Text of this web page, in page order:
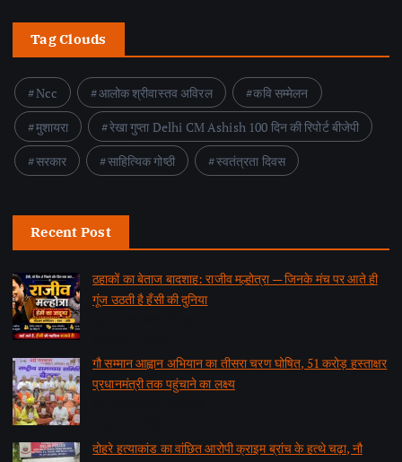
Tag Clouds
Ncc आलोक श्रीवास्तव अविरल
कवि सम्मेलन
मुशायरा
रेखा गुप्ता Delhi CM Ashish 100 दिन की रिपोर्ट बीजेपी
सरकार
साहित्यिक गोष्ठी स्वतंत्रता दिवस
Recent Post
ठहाकों का बेताज बादशाह: राजीव मल्होत्रा — जिनके मंच पर आते ही
गूंज उठती है हँसी की दुनिया
गौ सम्मान आह्वान अभियान का तीसरा चरण घोषित, 51 करोड़ हस्ताक्षर
प्रधानमंत्री तक पहुंचाने का लक्ष्य
दोहरे हत्याकांड का वांछित आरोपी क्राइम ब्रांच के हत्थे चढ़ा, नौ